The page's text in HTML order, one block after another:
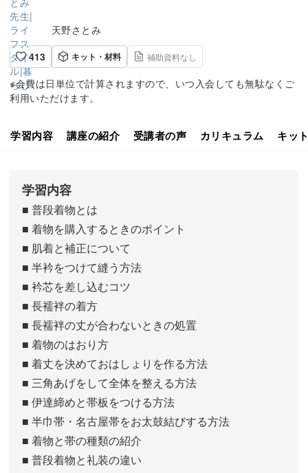
天野さとみ
413
キット・材料 補助資料なし
※会費は日単位で計算されますので、いつ入会しても無駄なくご
利用いただけます。
学習内容 講座の紹介 受講者の声 カリキュラム キッ
学習内容
■ 普段着物とは
■ 着物を購入するときのポイント
■ 肌着と補正について
■ 半衿をつけて縫う方法
■ 衿芯を差し込むコツ
■ 長襦袢の着方
■ 長襦袢の丈が合わないときの処置
■ 着物のはおり方
■ 着丈を決めておはしょりを作る方法
■ 三角あげをして全体を整える方法
■ 伊達締めと帯板をつける方法
■ 半巾帯・名古屋帯をお太鼓結びする方法
■ 着物と帯の種類の紹介
■ 普段着物と礼装の違い